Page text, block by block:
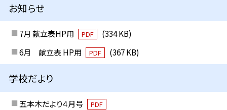
お知らせ
7月 献立表HP用 PDF
(334 KB)
6月 献立表 HP用
PDF (367 KB)
学校だより
五本木だより４月号 PDF